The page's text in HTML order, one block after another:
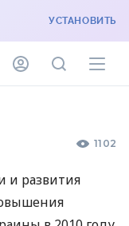
УСТАНОВИТЬ
1102
и развития